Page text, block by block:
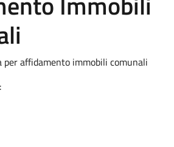
per affidamento immobili comunali
: